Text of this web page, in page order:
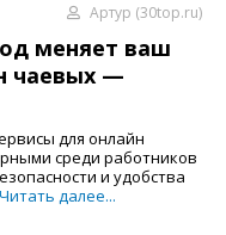
Артур (30top.ru)
меняет ваш
чаевых —
для онлайн
среди работников
и удобства
Читать далее...